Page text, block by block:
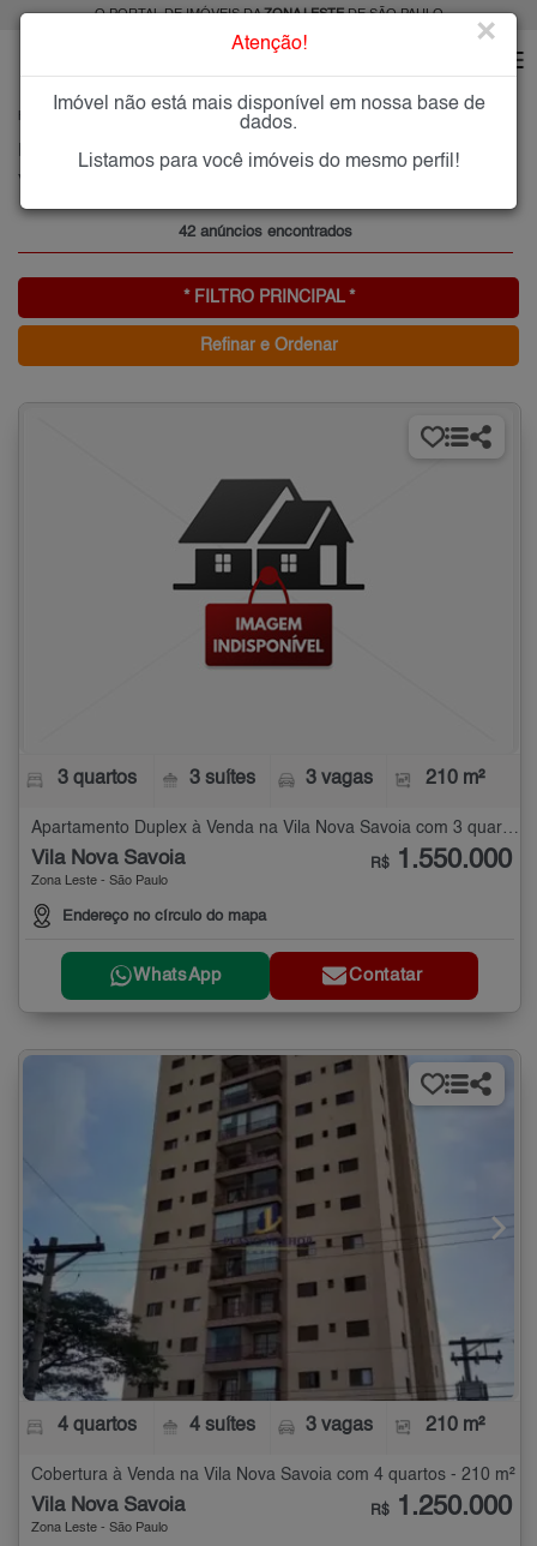
O PORTAL DE IMÓVEIS DAZONA LESTEDE SÃO PAULO
VILA NOVA SAVOIA
Imóveis à Venda na Vila Nova Savoia, Zona Leste de São Paulo
Vila Nova Savoia, Zona Leste
42 anúncios encontrados
* FILTRO PRINCIPAL *
Refinar e Ordenar
3 quartos 3 suítes 3 vagas 210 m²
Vila Nova Savoia
Zona Leste - São Paulo
Endereço no círculo do mapa
R$ 1.550.000
WhatsApp Contatar
4 quartos 4 suítes 3 vagas 210 m²
Cobertura à Venda na Vila Nova Savoia com 4 quartos - 210 m²
Vila Nova Savoia
Zona Leste - São Paulo
R$ 1.250.000
Atenção! ×
Imóvel não está mais disponível em nossa base de
dados.
Listamos para você imóveis do mesmo perfil!